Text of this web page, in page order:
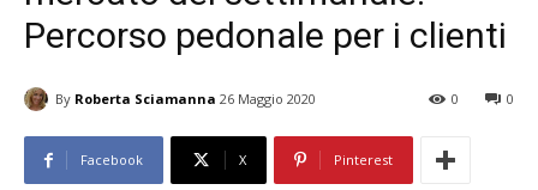
Percorso pedonale per i clienti
By Roberta Sciamanna 26 Maggio 2020 0
0
Facebook X Pinterest